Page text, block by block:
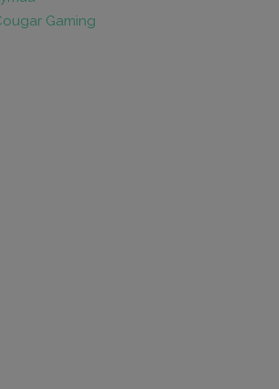
Gaming